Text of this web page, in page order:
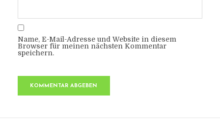
Name, E-Mail-Adresse und Website in diesem
Browser für meinen nächsten Kommentar
speichern.